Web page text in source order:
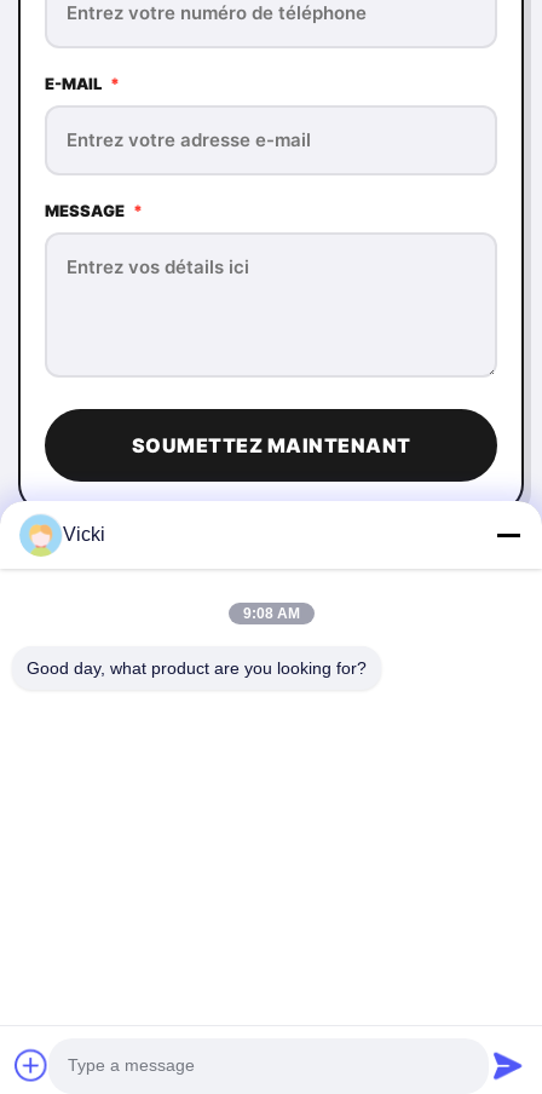
E-MAIL *
MESSAGE *
SOUMETTEZ MAINTENANT
© 2026 RICHSTAR (SHENZHEN) LIMITED. ALL RIGHTS RESERVED.
Vicki
9:08 AM
Good day, what product are you looking for?